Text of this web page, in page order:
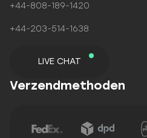
+44-808-189-1420
+44-203-514-1638
LIVE CHAT
Verzendmethoden